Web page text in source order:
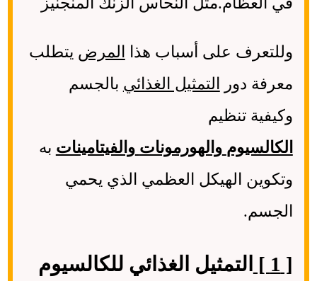
وللتعرف على أسباب هذا المرض يتطلب
معرفة دور
التمثيل الغذائي بالجسم
وكيفية تنظيم
الكالسيوم والهورمونات والفيتامينات به
وتكوين الهيكل العظمي الذي يحمي
الجسم.
[ 1 ] التمثيل الغذائي للكالسيوم